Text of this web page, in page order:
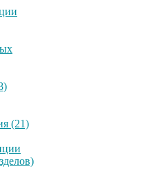
(21)